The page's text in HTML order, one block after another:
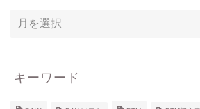
ア
ー
ブ
キーワード